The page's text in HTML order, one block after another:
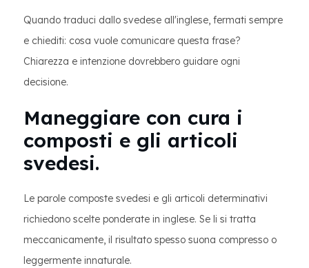
Quando traduci dallo svedese all'inglese, fermati sempre
e chiediti: cosa vuole comunicare questa frase?
Chiarezza e intenzione dovrebbero guidare ogni
decisione.
Maneggiare con cura i
composti e gli articoli
svedesi.
Le parole composte svedesi e gli articoli determinativi
richiedono scelte ponderate in inglese. Se li si tratta
meccanicamente, il risultato spesso suona compresso o
leggermente innaturale.